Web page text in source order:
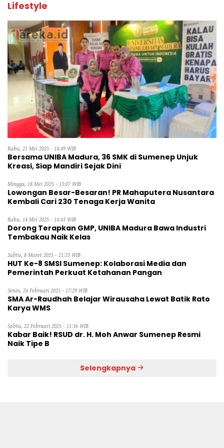
Lifestyle
Rabu, 21 Mei 2025 - 14:49 WIB
Bersama UNIBA Madura, 36 SMK di Sumenep Unjuk
Kreasi, Siap Mandiri Sejak Dini
Minggu, 18 Mei 2025 - 13:07 WIB
Lowongan Besar-Besaran! PR Mahaputera Nusantara
Kembali Cari 230 Tenaga Kerja Wanita
Rabu, 14 Mei 2025 - 14:43 WIB
Dorong Terapkan GMP, UNIBA Madura Bawa Industri
Tembakau Naik Kelas
Sabtu, 8 Maret 2025 - 21:33 WIB
HUT Ke-8 SMSI Sumenep: Kolaborasi Media dan
Pemerintah Perkuat Ketahanan Pangan
Senin, 24 Februari 2025 - 17:29 WIB
SMA Ar-Raudhah Belajar Wirausaha Lewat Batik Rato
Karya WMS
Sabtu, 22 Februari 2025 - 11:36 WIB
Kabar Baik! RSUD dr. H. Moh Anwar Sumenep Resmi
Naik Tipe B
Selengkapnya